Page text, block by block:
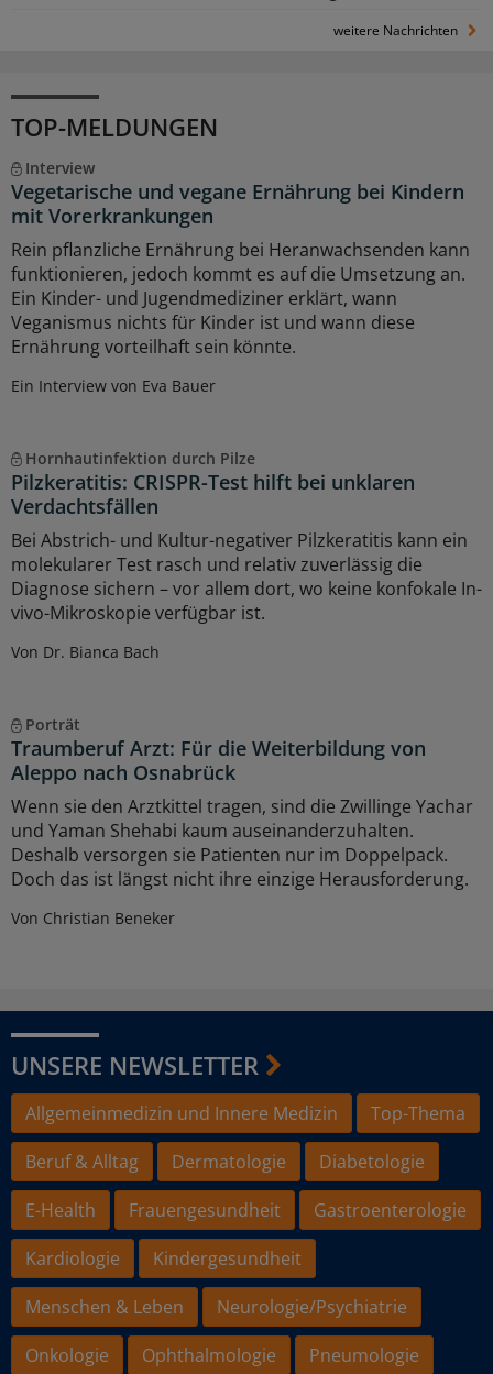
weitere Nachrichten
TOP-MELDUNGEN
Interview
Vegetarische und vegane Ernährung bei Kindern
mit Vorerkrankungen
Rein pflanzliche Ernährung bei Heranwachsenden kann
funktionieren, jedoch kommt es auf die Umsetzung an.
Ein Kinder- und Jugendmediziner erklärt, wann
Veganismus nichts für Kinder ist und wann diese
Ernährung vorteilhaft sein könnte.
Ein Interview von Eva Bauer
Hornhautinfektion durch Pilze
Pilzkeratitis: CRISPR-Test hilft bei unklaren
Verdachtsfällen
Bei Abstrich- und Kultur-negativer Pilzkeratitis kann ein
molekularer Test rasch und relativ zuverlässig die
Diagnose sichern – vor allem dort, wo keine konfokale In-
vivo-Mikroskopie verfügbar ist.
Von Dr. Bianca Bach
Porträt
Traumberuf Arzt: Für die Weiterbildung von
Aleppo nach Osnabrück
Wenn sie den Arztkittel tragen, sind die Zwillinge Yachar
und Yaman Shehabi kaum auseinanderzuhalten.
Deshalb versorgen sie Patienten nur im Doppelpack.
Doch das ist längst nicht ihre einzige Herausforderung.
Von Christian Beneker
UNSERE NEWSLETTER
Allgemeinmedizin und Innere Medizin
Top-Thema
Beruf & Alltag
Dermatologie
Diabetologie
E-Health
Frauengesundheit
Gastroenterologie
Kardiologie
Kindergesundheit
Menschen & Leben
Neurologie/Psychiatrie
Onkologie
Ophthalmologie
Pneumologie